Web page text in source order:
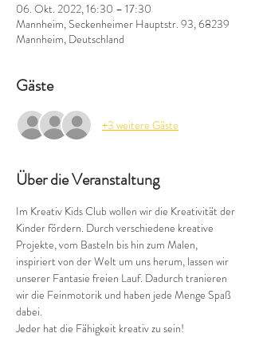
06. Okt. 2022, 16:30 – 17:30
Mannheim, Seckenheimer Hauptstr. 93, 68239
Mannheim, Deutschland
Gäste
+3 weitere Gäste
Über die Veranstaltung
Im Kreativ Kids Club wollen wir die Kreativität der
Kinder fördern. Durch verschiedene kreative
Projekte, vom Basteln bis hin zum Malen,
inspiriert von der Welt um uns herum, lassen wir
unserer Fantasie freien Lauf. Dadurch tranieren
wir die Feinmotorik und haben jede Menge Spaß
dabei.
Jeder hat die Fähigkeit kreativ zu sein!